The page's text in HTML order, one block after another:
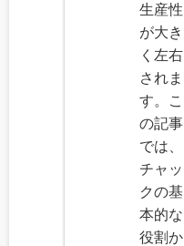
生産性
が大き
く左右
されま
す。こ
の記事
では、
チャッ
クの基
本的な
役割か